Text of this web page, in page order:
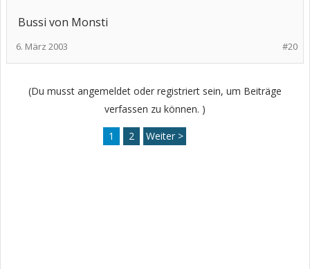
Bussi von Monsti
#20
6. März 2003
(Du musst angemeldet oder registriert sein, um Beiträge
verfassen zu können. )
1 2 Weiter >